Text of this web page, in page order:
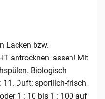
Lacken bzw.
antrocknen lassen! Mit
Biologisch
11. Duft: sportlich-frisch.
1 : 10 bis 1 : 100 auf